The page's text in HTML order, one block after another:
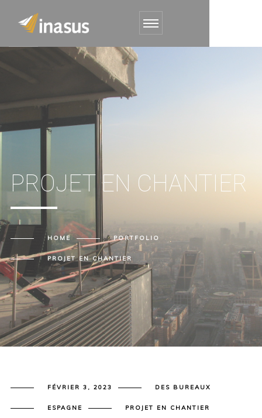
PROJET EN CHANTIER
HOME PORTFOLIO
PROJET EN CHANTIER
FÉVRIER 3, 2023 DES BUREAUX
ESPAGNE PROJET EN CHANTIER